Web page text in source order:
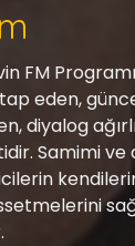
FM
eden,
diyalog
Samimi